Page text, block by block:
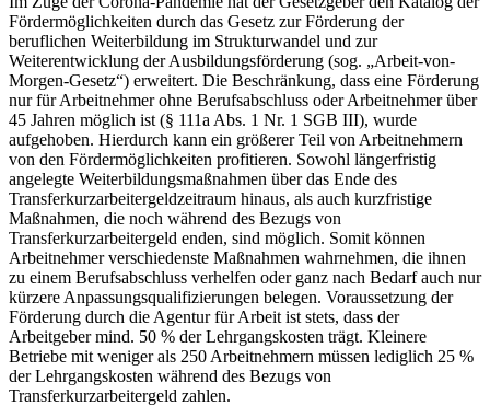
Fördermöglichkeiten durch das Gesetz zur Förderung der
beruflichen Weiterbildung im Strukturwandel und zur
Weiterentwicklung der Ausbildungsförderung (sog. „Arbeit-von-
Morgen-Gesetz“) erweitert. Die Beschränkung, dass eine Förderung
nur für Arbeitnehmer ohne Berufsabschluss oder Arbeitnehmer über
45 Jahren möglich ist (§ 111a Abs. 1 Nr. 1 SGB III), wurde
aufgehoben. Hierdurch kann ein größerer Teil von Arbeitnehmern
von den Fördermöglichkeiten profitieren. Sowohl längerfristig
angelegte Weiterbildungsmaßnahmen über das Ende des
Transferkurzarbeitergeldzeitraum hinaus, als auch kurzfristige
Maßnahmen, die noch während des Bezugs von
Transferkurzarbeitergeld enden, sind möglich. Somit können
Arbeitnehmer verschiedenste Maßnahmen wahrnehmen, die ihnen
zu einem Berufsabschluss verhelfen oder ganz nach Bedarf auch nur
kürzere Anpassungsqualifizierungen belegen. Voraussetzung der
Förderung durch die Agentur für Arbeit ist stets, dass der
Arbeitgeber mind. 50 % der Lehrgangskosten trägt. Kleinere
Betriebe mit weniger als 250 Arbeitnehmern müssen lediglich 25 %
der Lehrgangskosten während des Bezugs von
Transferkurzarbeitergeld zahlen.